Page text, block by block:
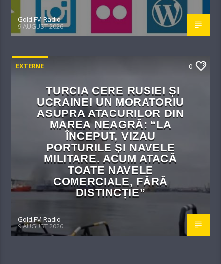
Gold FM Radio
9 AUGUST 2026
EXTERNE 0
TURCIA CERE RUSIEI ȘI
UCRAINEI UN MORATORIU
ASUPRA ATACURILOR DIN
MAREA NEAGRĂ: “LA
ÎNCEPUT, VIZAU
PORTURILE ȘI NAVELE
MILITARE. ACUM ATACĂ
TOATE NAVELE
COMERCIALE, FĂRĂ
DISTINCȚIE”
Gold FM Radio
9 AUGUST 2026